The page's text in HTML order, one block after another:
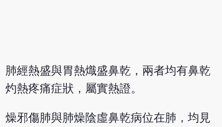
肺經熱盛與胃熱熾盛鼻乾，兩者均有鼻乾
灼熱疼痛症狀，屬實熱證。
燥邪傷肺與肺燥陰虛鼻乾病位在肺，均見